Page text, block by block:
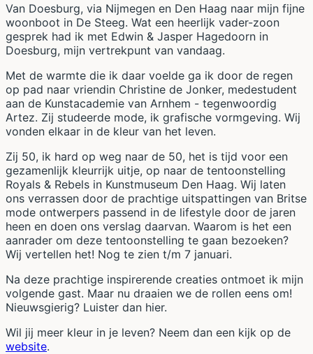
Van Doesburg, via Nijmegen en Den Haag naar mijn fijne
woonboot in De Steeg. Wat een heerlijk vader-zoon
gesprek had ik met Edwin & Jasper Hagedoorn in
Doesburg, mijn vertrekpunt van vandaag.
Met de warmte die ik daar voelde ga ik door de regen
op pad naar vriendin Christine de Jonker, medestudent
aan de Kunstacademie van Arnhem - tegenwoordig
Artez. Zij studeerde mode, ik grafische vormgeving. Wij
vonden elkaar in de kleur van het leven.
Zij 50, ik hard op weg naar de 50, het is tijd voor een
gezamenlijk kleurrijk uitje, op naar de tentoonstelling
Royals & Rebels in Kunstmuseum Den Haag. Wij laten
ons verrassen door de prachtige uitspattingen van Britse
mode ontwerpers passend in de lifestyle door de jaren
heen en doen ons verslag daarvan. Waarom is het een
aanrader om deze tentoonstelling te gaan bezoeken?
Wij vertellen het! Nog te zien t/m 7 januari.
Na deze prachtige inspirerende creaties ontmoet ik mijn
volgende gast. Maar nu draaien we de rollen eens om!
Nieuwsgierig? Luister dan hier.
Wil jij meer kleur in je leven? Neem dan een kijk op de
website.